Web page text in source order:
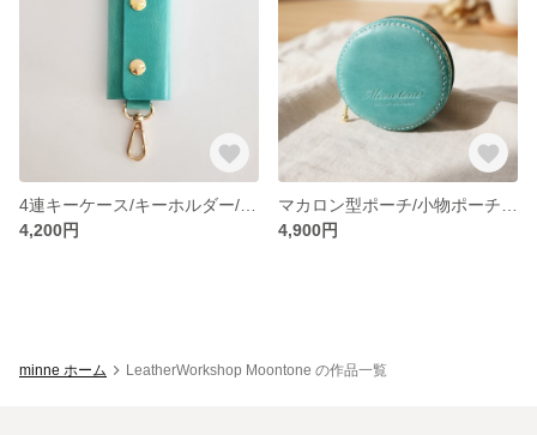
4,200円
4,900円
minne ホーム LeatherWorkshop Moontone の作品一覧